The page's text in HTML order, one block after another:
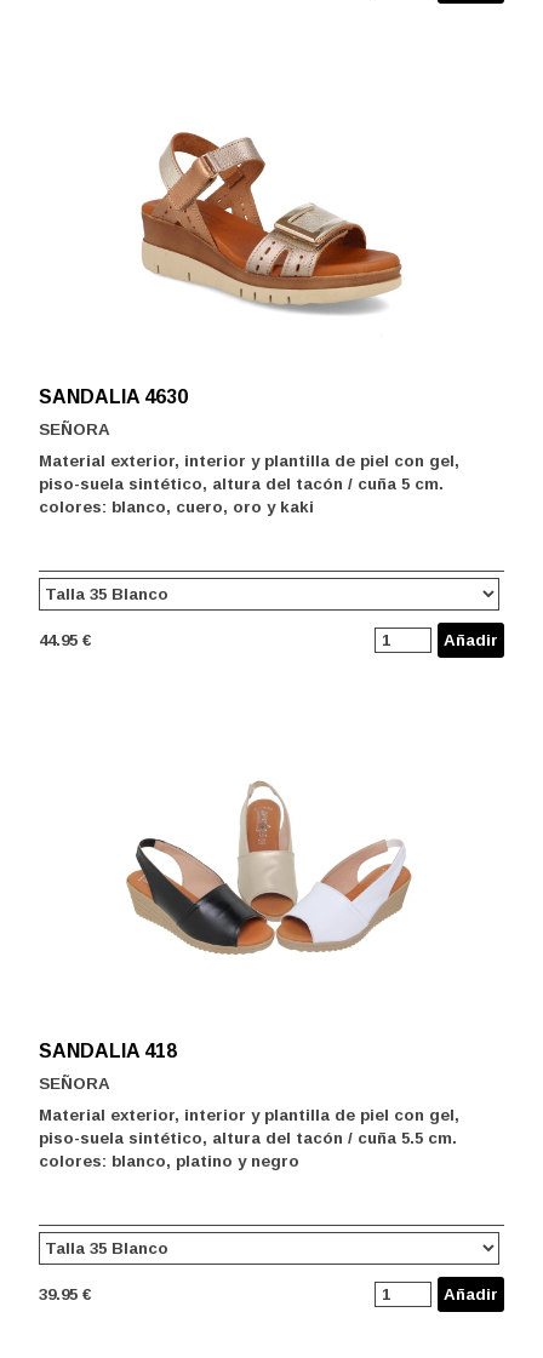
SANDALIA 4630
SEÑORA
Material exterior, interior y plantilla de piel con gel,
piso-suela sintético, altura del tacón / cuña 5 cm.
colores: blanco, cuero, oro y kaki
44.95 € Añadir
SANDALIA 418
SEÑORA
Material exterior, interior y plantilla de piel con gel,
piso-suela sintético, altura del tacón / cuña 5.5 cm.
colores: blanco, platino y negro
39.95 € Añadir